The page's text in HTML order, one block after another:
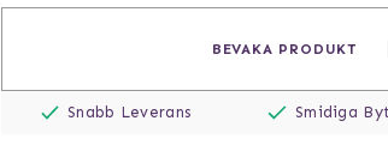
BEVAKA PRODUKT
Snabb Leverans Smidiga